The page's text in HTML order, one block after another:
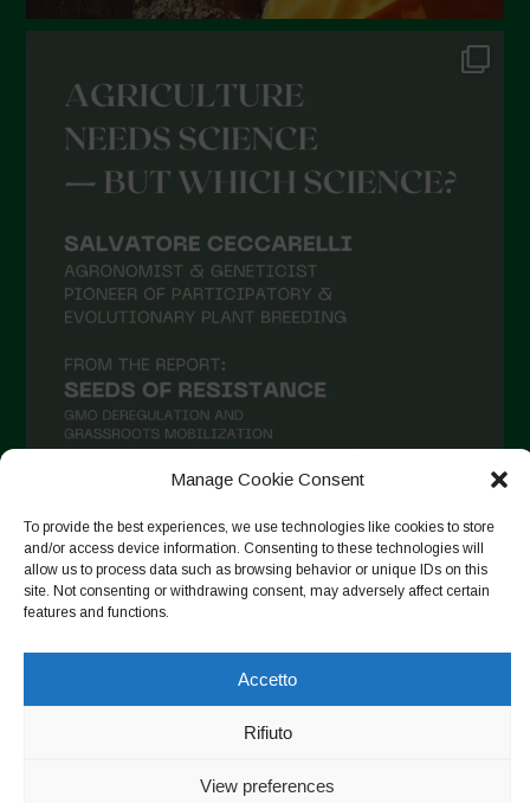
Manage Cookie Consent
To provide the best experiences, we use technologies like cookies to store
and/or access device information. Consenting to these technologies will
allow us to process data such as browsing behavior or unique IDs on this
site. Not consenting or withdrawing consent, may adversely affect certain
features and functions.
Accetto
Rifiuto
View preferences
Novembre 2021
Settembre 2021
Agosto 2021
Luglio 2021
Aprile 2021
Febbraio 2021
Gennaio 2021
Ottobre 2020
Agosto 2020
Segui su Instagram